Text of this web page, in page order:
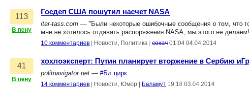
113
В пену
Госдеп США пошутил насчет NASA
itar-tass.com — "Были некоторые ошибочные сообщения о том, что
мне не хотелось отдавать распоряжения NASA, мы этого не
10 комментариев Новости, Политика сохач 01:04 04.04.2014
41
В пену
хохлоэксперт: Путин планирует вторжение в Сербию
politnavigator.net — #Бл.цирк
14 комментариев Новости, Юмор Баламут 19:18 03.04.2014